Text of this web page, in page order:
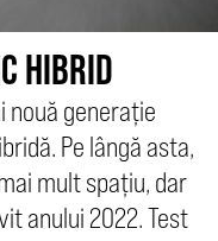
HIBRID
nouă generație
Pe lângă asta,
mult spațiu, dar
anului 2022. Test